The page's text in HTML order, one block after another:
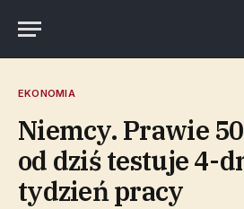
EKONOMIA
Niemcy. Prawie
od dziś testuje 4-
tydzień pracy